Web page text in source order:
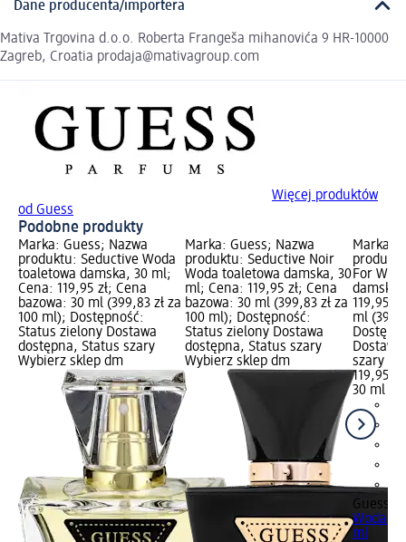
Dane producenta/importera
Mativa Trgovina d.o.o. Roberta Frangeša mihanovića 9 HR-10000
Zagreb, Croatia prodaja@mativagroup.com
Więcej produktów
od Guess
Podobne produkty
Marka: Guess; Nazwa
produktu: Seductive Woda
toaletowa damska, 30 ml;
Cena: 119,95 zł; Cena
bazowa: 30 ml (399,83 zł za
100 ml); Dostępność:
Status zielony Dostawa
dostępna, Status szary
Wybierz sklep dm
Marka: Guess; Nazwa
produktu: Seductive Noir
Woda toaletowa damska, 30
ml; Cena: 119,95 zł; Cena
bazowa: 30 ml (399,83 zł za
100 ml); Dostępność:
Status zielony Dostawa
dostępna, Status szary
Wybierz sklep dm
Marka:
For
119,95
ml
szary
119,95 zł
30 ml
Guess
Woda
ml